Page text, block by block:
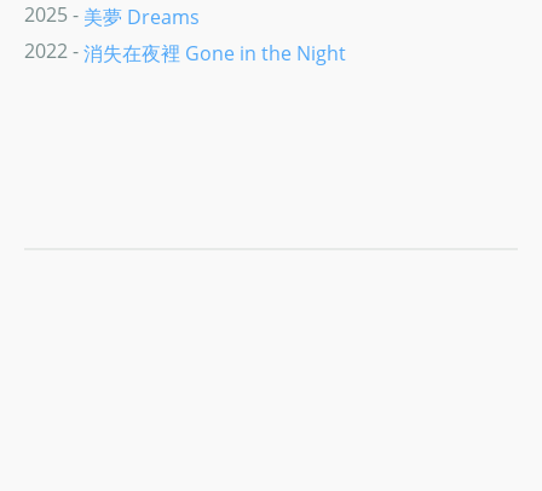
2025 - 美夢 Dreams
2022 -消失在夜裡 Gone in the Night